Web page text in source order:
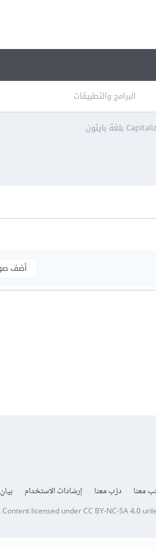
البرامج والتطبيقات
أضف
معنا درّب معنا إرشادات الاستخدام
Content licensed underCC BY-NC-SA 4.0